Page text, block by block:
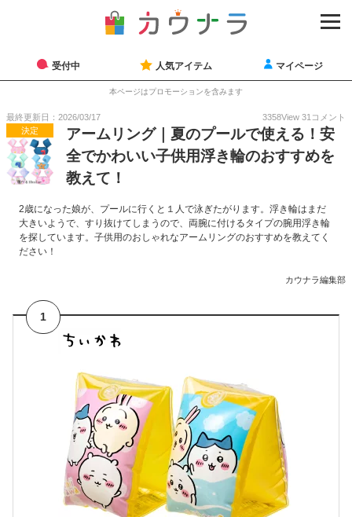
受付中 人気アイテム マイページ
本ページはプロモーションを含みます
最終更新日：2026/03/17 3358View 31 コメント
決定
アームリング｜夏のプールで使える！安
全でかわいい子供用浮き輪のおすすめを
教えて！
2歳になった娘が、プールに行くと１人で泳ぎたがります。浮き輪はまだ
大きいようで、すり抜けてしまうので、両腕に付けるタイプの腕用浮き輪
を探しています。子供用のおしゃれなアームリングのおすすめを教えてく
ださい！
カウナラ編集部
1